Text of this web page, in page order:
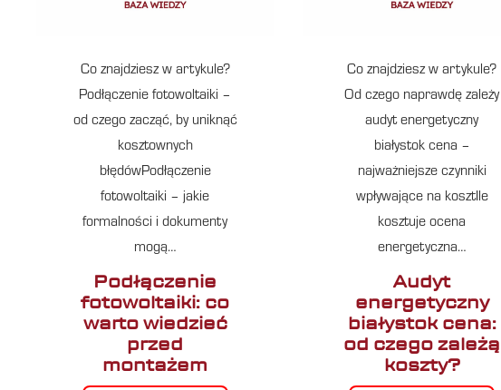
Co znajdziesz w artykule?
Podłączenie fotowoltaiki –
od czego zacząć, by uniknąć
kosztownych
błędówPodłączenie
fotowoltaiki – jakie
formalności i dokumenty
mogą…
Podłączenie
fotowoltaiki: co
warto wiedzieć
przed
montażem
Co znajdziesz w artykule?
Od czego naprawdę zależy
audyt energetyczny
białystok cena –
najważniejsze czynniki
wpływające na kosztIle
kosztuje ocena
energetyczna…
Audyt
energetyczny
białystok cena:
od czego zależą
koszty?